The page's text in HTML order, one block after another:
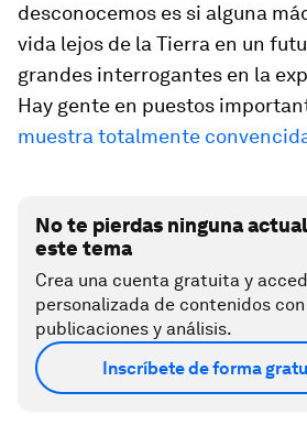
desconocemos es si alguna
vida lejos de la Tierra en un
grandes interrogantes en la
Hay gente en puestos
muestra totalmente
No te pierdas ninguna
este tema
Crea una cuenta gratuita y
personalizada de contenidos
publicaciones y análisis.
Inscríbete de forma